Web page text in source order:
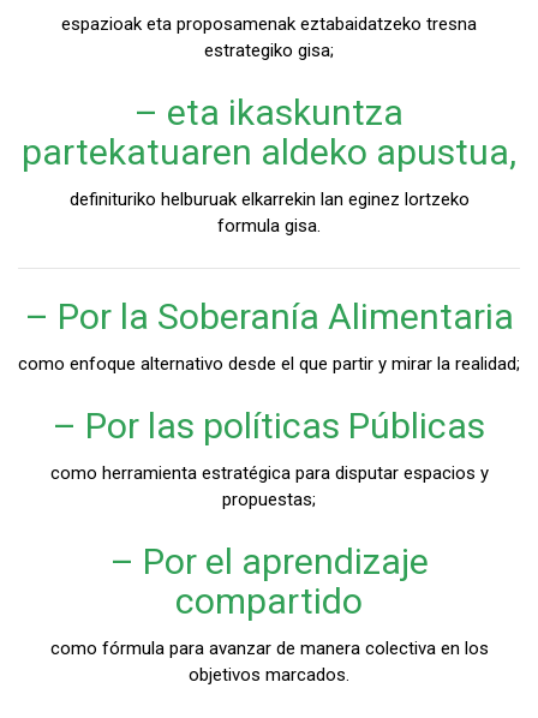
espazioak eta proposamenak eztabaidatzeko tresna
estrategiko gisa;
– eta ikaskuntza
partekatuaren aldeko apustua,
definituriko helburuak elkarrekin lan eginez lortzeko
formula gisa.
– Por la Soberanía Alimentaria
como enfoque alternativo desde el que partir y mirar la realidad;
– Por las políticas Públicas
como herramienta estratégica para disputar espacios y
propuestas;
– Por el aprendizaje
compartido
como fórmula para avanzar de manera colectiva en los
objetivos marcados.